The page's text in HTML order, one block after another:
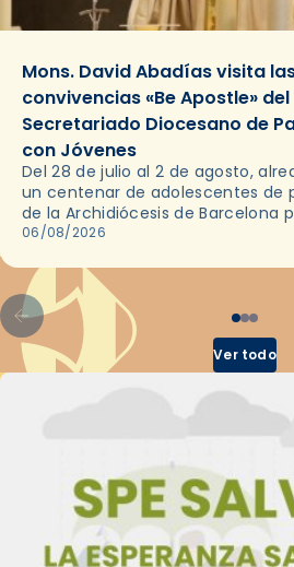
Mons. David Abadías visita
convivencias «Be Apostle» del
Secretariado Diocesano de
con Jóvenes
Del 28 de julio al 2 de agosto,
un centenar de adolescentes de
de la Archidiócesis de Barcelona
en las convivencias Be Apostle,
06/08/2026
Ver todo